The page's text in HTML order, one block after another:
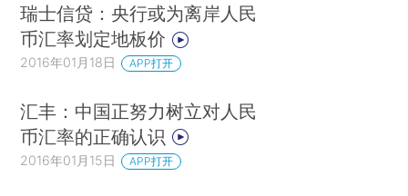
瑞士信贷：央行或为离岸人民
币汇率划定地板价
2016年01月18日 APP打开
汇丰：中国正努力树立对人民
币汇率的正确认识
2016年01月15日 APP打开